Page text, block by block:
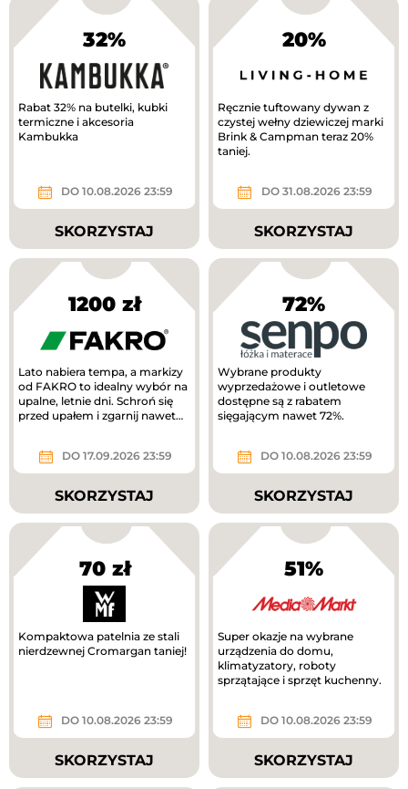
32%
Rabat 32% na butelki, kubki
termiczne i akcesoria
Kambukka
DO 10.08.2026 23:59
SKORZYSTAJ
20%
Ręcznie tuftowany dywan z
czystej wełny dziewiczej marki
Brink & Campman teraz 20%
taniej.
DO 31.08.2026 23:59
SKORZYSTAJ
1200 zł
Lato nabiera tempa, a markizy
od FAKRO to idealny wybór na
upalne, letnie dni. Schroń się
przed upałem i zgarnij nawet
DO 17.09.2026 23:59
SKORZYSTAJ
72%
Wybrane produkty
wyprzedażowe i outletowe
dostępne są z rabatem
sięgającym nawet 72%.
DO 10.08.2026 23:59
SKORZYSTAJ
70 zł
Kompaktowa patelnia ze stali
nierdzewnej Cromargan taniej!
DO 10.08.2026 23:59
SKORZYSTAJ
51%
Super okazje na wybrane
urządzenia do domu,
klimatyzatory, roboty
sprzątające i sprzęt kuchenny.
DO 10.08.2026 23:59
SKORZYSTAJ